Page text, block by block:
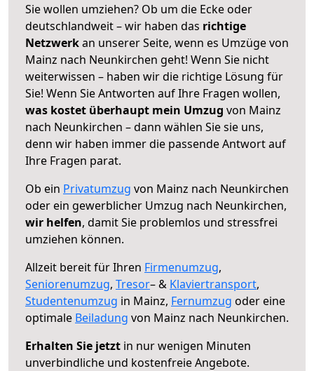
Sie wollen umziehen? Ob um die Ecke oder
deutschlandweit – wir haben das richtige
Netzwerkan unserer Seite, wenn es Umzüge von
Mainz nach Neunkirchen geht! Wenn Sie nicht
weiterwissen – haben wir die richtige Lösung für
Sie! Wenn Sie Antworten auf Ihre Fragen wollen,
was kostet überhaupt mein Umzug von Mainz
nach Neunkirchen – dann wählen Sie sie uns,
denn wir haben immer die passende Antwort auf
Ihre Fragen parat.
Ob ein Privatumzug von Mainz nach Neunkirchen
oder ein gewerblicher Umzug nach Neunkirchen,
wir helfen, damit Sie problemlos und stressfrei
umziehen können.
Allzeit bereit für Ihren Firmenumzug,
Seniorenumzug, Tresor– & Klaviertransport,
Studentenumzug in Mainz, Fernumzug oder eine
optimale Beiladung von Mainz nach Neunkirchen.
Erhalten Sie jetzt in nur wenigen Minuten
unverbindliche und kostenfreie Angebote.